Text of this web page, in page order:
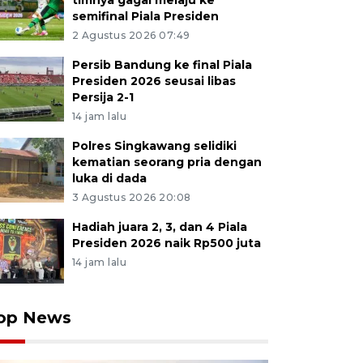
semifinal Piala Presiden
2 Agustus 2026 07:49
Persib Bandung ke final Piala
Presiden 2026 seusai libas
Persija 2-1
14 jam lalu
Polres Singkawang selidiki
kematian seorang pria dengan
luka di dada
3 Agustus 2026 20:08
Hadiah juara 2, 3, dan 4 Piala
Presiden 2026 naik Rp500 juta
14 jam lalu
News